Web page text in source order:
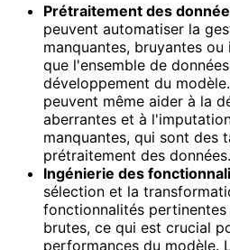
Prétraitement des
peuvent automatiser la
manquantes, bruyantes
que l'ensemble de
développement du
peuvent même aider à la
aberrantes et à
manquantes, qui sont des
prétraitement des données.
Ingénierie des
sélection et la
fonctionnalités
brutes, ce qui est crucial
performances du modèle.